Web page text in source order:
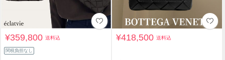
¥359,800送料込
関税負担なし
¥418,500送料込